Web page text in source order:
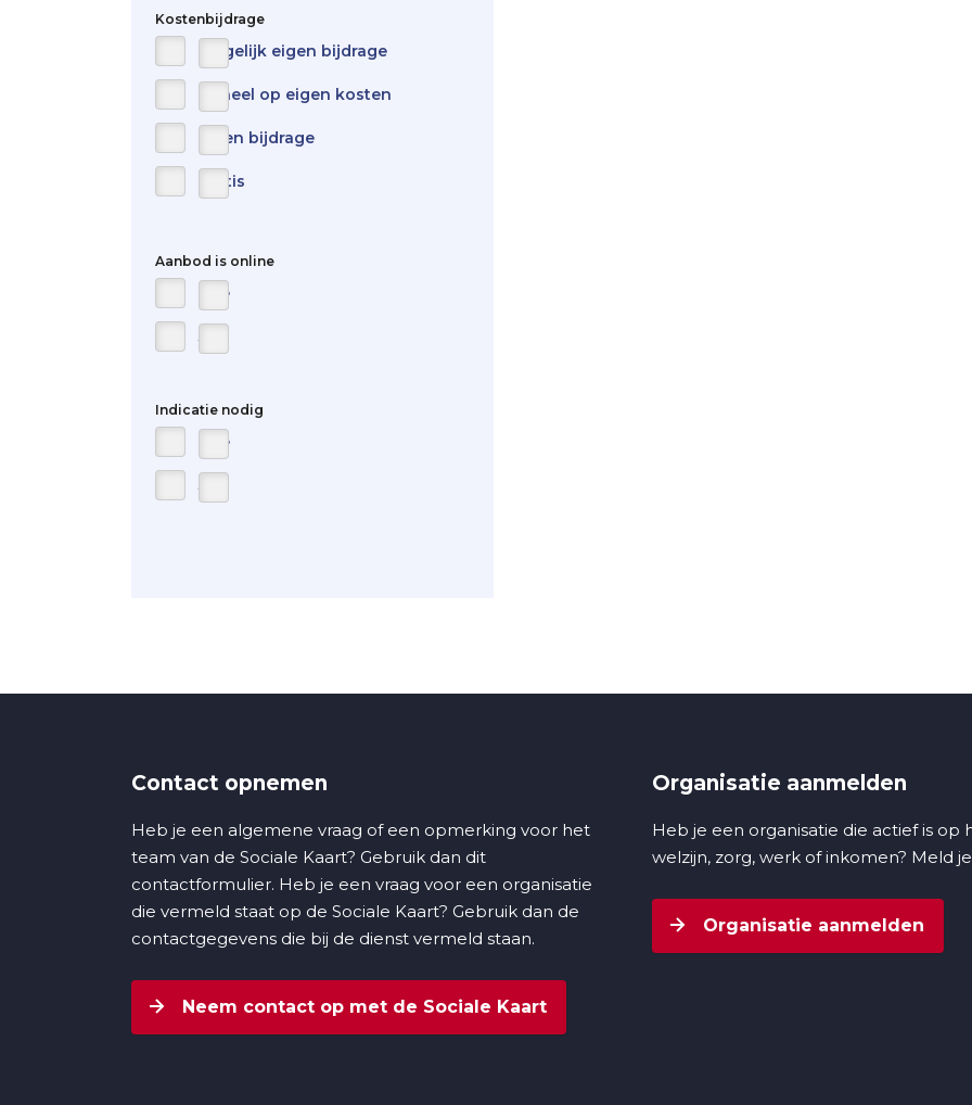
for
target-
audience
Kostenbijdrage
Mogelijk eigen bijdrage
Geheel op eigen kosten
Eigen bijdrage
Gratis
Aanbod is online
Nee
Indicatie nodig
Nee
Contact opnemen
Heb je een algemene vraag of een opmerking voor het
team van de Sociale Kaart? Gebruik dan dit
contactformulier. Heb je een vraag voor een organisatie
die vermeld staat op de Sociale Kaart? Gebruik dan de
contactgegevens die bij de dienst vermeld staan.
Neem contact op met de Sociale Kaart
Organisatie aanmelden
Heb je een organisatie die actief is op
welzijn, zorg, werk of inkomen? Meld
Organisatie aanmelden